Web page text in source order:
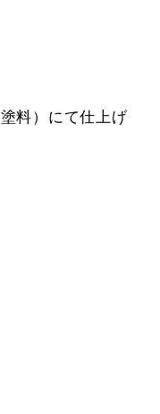
料）にて仕上げ